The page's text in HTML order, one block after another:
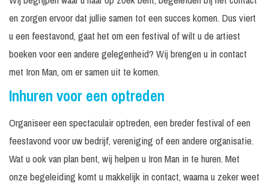
en zorgen ervoor dat jullie samen tot een succes komen. Dus viert
u een feestavond, gaat het om een festival of wilt u de artiest
boeken voor een andere gelegenheid? Wij brengen u in contact
met Iron Man, om er samen uit te komen.
Inhuren voor een optreden
Organiseer een spectaculair optreden, een breder festival of een
feestavond voor uw bedrijf, vereniging of een andere organisatie.
Wat u ook van plan bent, wij helpen u Iron Man in te huren. Met
onze begeleiding komt u makkelijk in contact, waarna u zeker weet